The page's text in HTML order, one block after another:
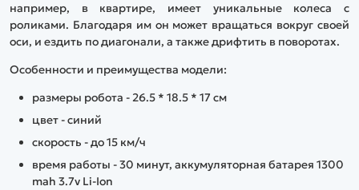
например, в квартире, имеет уникальные колеса с
роликами. Благодаря им он может вращаться вокруг своей
оси, и ездить по диагонали, а также дрифтить в поворотах.
Особенности и преимущества модели:
размеры робота - 26.5 * 18.5 * 17 см
цвет - синий
скорость - до 15 км/ч
время работы - 30 минут, аккумуляторная батарея 1300
mah 3.7v Li-Ion